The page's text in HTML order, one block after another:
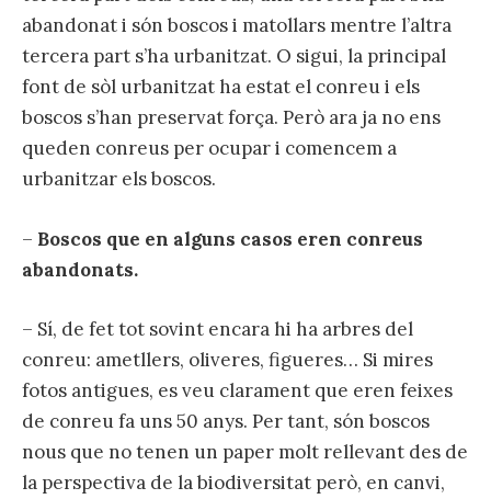
abandonat i són boscos i matollars mentre l’altra
tercera part s’ha urbanitzat. O sigui, la principal
font de sòl urbanitzat ha estat el conreu i els
boscos s’han preservat força. Però ara ja no ens
queden conreus per ocupar i comencem a
urbanitzar els boscos.
– Boscos que en alguns casos eren conreus
abandonats.
– Sí, de fet tot sovint encara hi ha arbres del
conreu: ametllers, oliveres, figueres… Si mires
fotos antigues, es veu clarament que eren feixes
de conreu fa uns 50 anys. Per tant, són boscos
nous que no tenen un paper molt rellevant des de
la perspectiva de la biodiversitat però, en canvi,